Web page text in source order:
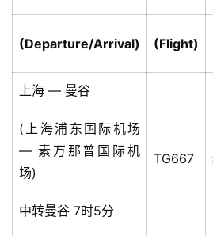
(Departure/Arrival) (Flight)
上海 — 曼谷
(上海浦东国际机场
— 素万那普国际机
场)
中转曼谷 7时5分
TG667